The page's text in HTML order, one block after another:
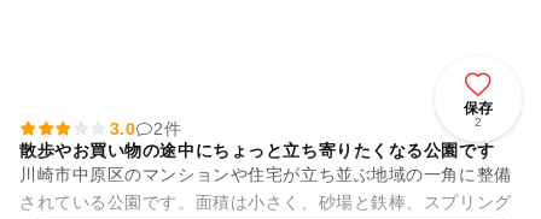
保存
2
3.0
2件
散歩やお買い物の途中にちょっと立ち寄りたくなる公園です
川崎市中原区のマンションや住宅が立ち並ぶ地域の一角に整備
されている公園です。面積は小さく、砂場と鉄棒、スプリング